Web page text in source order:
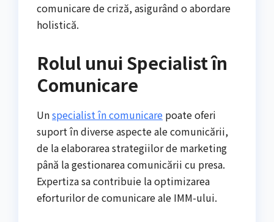
comunicare de criză, asigurând o abordare
holistică.
Rolul unui Specialist în
Comunicare
Unspecialist în comunicare poate oferi
suport în diverse aspecte ale comunicării,
de la elaborarea strategiilor de marketing
până la gestionarea comunicării cu presa.
Expertiza sa contribuie la optimizarea
eforturilor de comunicare ale IMM-ului.